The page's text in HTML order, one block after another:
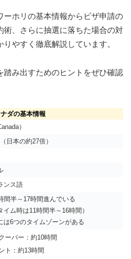
ーホリの基本情報からビザ申請の
術、さらに抽選に落ちた場合の対
やすく徹底解説しています。
踏み出すためのヒントをぜひ確認
ダの基本情報
）
日本の約27倍）
ンス語
間半～17時間進んでいる
イム時は11時間半～16時間）
は6つのタイムゾーンがある
ーバー：約10時間
ト：約13時間